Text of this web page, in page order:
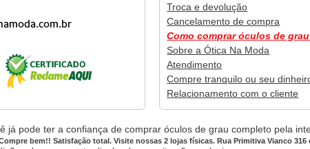
Troca e devolução
Cancelamento de compra
Como comprar óculos de
Sobre a Ótica Na Moda
Atendimento
Compre tranquilo ou seu
Relacionamento com o cliente
já pode ter a confiança de comprar óculos de grau completo pela
bem!! Satisfação total. Visite nossas 2 lojas físicas. Rua Primitiva Vianco 316